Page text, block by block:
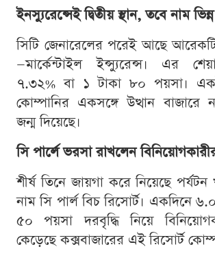
ইনস্যুরেন্সেই দ্বিতীয় স্থান, তবে নাম ভিন্ন
সিটি জেনারেলের পরেই আছে আরেকটি
—মার্কেন্টাইল ইন্স্যুরেন্স। এর
৭.৩২% বা ১ টাকা ৮০ পয়সা।
কোম্পানির একসঙ্গে উত্থান বাজারে
জন্ম দিয়েছে।
সি পার্লে ভরসা রাখলেন
শীর্ষ তিনে জায়গা করে নিয়েছে
নাম সি পার্ল বিচ রিসোর্ট। একদিনে
৫০ পয়সা দরবৃদ্ধি নিয়ে
কেড়েছে কক্সবাজারের এই রিসোর্ট